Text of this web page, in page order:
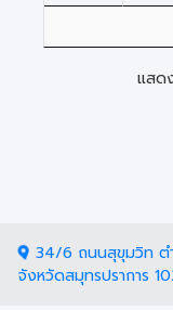
แสด
34/6 ถนนสุขุมวิท ต
จังหวัดสมุทรปราการ